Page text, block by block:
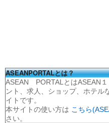
ASEANPORTALとは？
ASEAN PORTALとはASEAN
ント、求人、ショップ、ホテル
イトです。
本サイトの使い方は こちら
さい。